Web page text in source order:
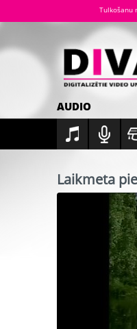
Tulkošanu
AUDIO
Laikmeta